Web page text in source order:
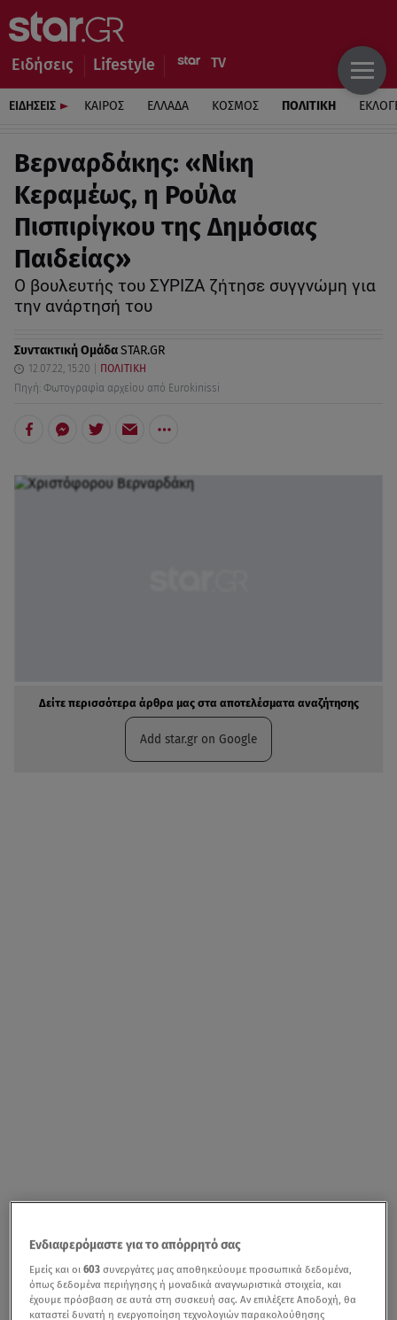
Ειδήσεις Lifestyle
ΕΙΔΗΣΕΙΣ ΚΑΙΡΟΣ ΕΛΛΑΔΑ ΚΟΣΜΟΣ ΠΟΛΙΤΙΚΗ
Βερναρδάκης: «Νίκη
Κεραμέως, η Ρούλα
Πισπιρίγκου της Δημόσιας
Παιδείας»
Ο βουλευτής του ΣΥΡΙΖΑ ζήτησε συγγνώμη για
την ανάρτησή του
Συντακτική ΟμάδαSTAR.GR
12.07.22, 15:20
ΠΟΛΙΤΙΚΗ
Πηγή: Φωτογραφία αρχείου από Eurokinissi
Δείτε περισσότερα άρθρα μας στα αποτελέσματα αναζήτησης
Add star.gr on Google
Ενδιαφερόμαστε για το απόρρητό σας
Εμείς και οι603 συνεργάτες μας αποθηκεύουμε προσωπικά δεδομένα,
όπως δεδομένα περιήγησης ή μοναδικά αναγνωριστικά στοιχεία, και
έχουμε πρόσβαση σε αυτά στη συσκευή σας. Αν επιλέξετε Αποδοχή, θα
καταστεί δυνατή η ενεργοποίηση τεχνολογιών παρακολούθησης